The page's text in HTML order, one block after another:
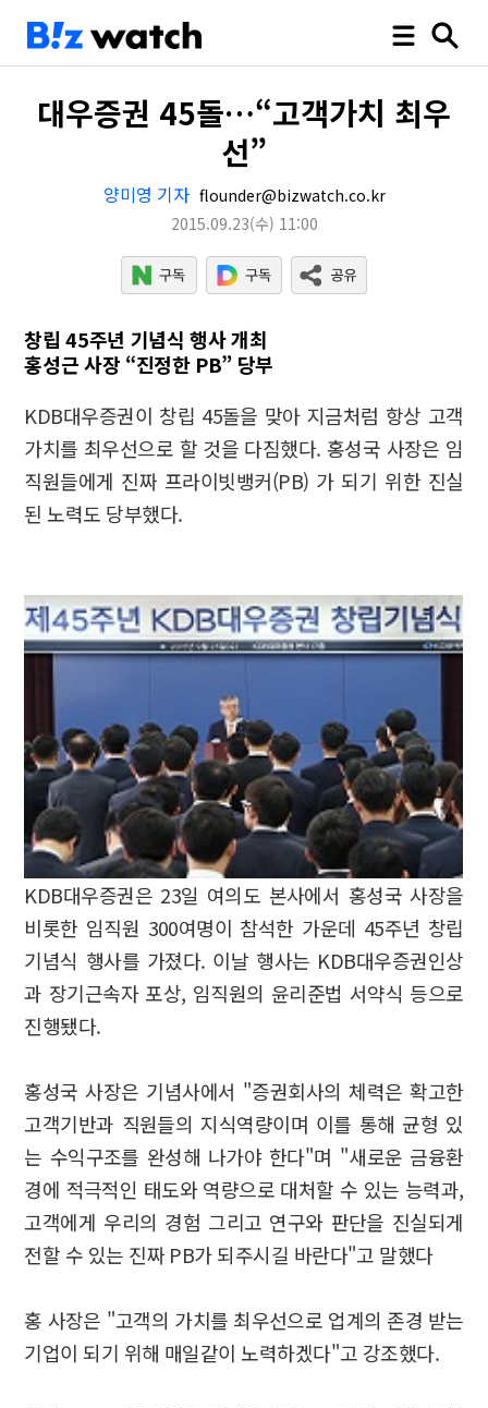
대우증권 45돌…“고객가치 최우
선”
양미영 기자 flounder@bizwatch.co.kr
2015.09.23(수) 11:00
창립 45주년 기념식 행사 개최
홍성근 사장 “진정한 PB” 당부
KDB대우증권이 창립 45돌을 맞아 지금처럼 항상 고객
가치를 최우선으로 할 것을 다짐했다. 홍성국 사장은 임
직원들에게 진짜 프라이빗뱅커(PB) 가 되기 위한 진실
된 노력도 당부했다.
KDB대우증권은 23일 여의도 본사에서 홍성국 사장을
비롯한 임직원 300여명이 참석한 가운데 45주년 창립
기념식 행사를 가졌다. 이날 행사는 KDB대우증권인상
과 장기근속자 포상, 임직원의 윤리준법 서약식 등으로
진행됐다.
홍성국 사장은 기념사에서 "증권회사의 체력은 확고한
고객기반과 직원들의 지식역량이며 이를 통해 균형 있
는 수익구조를 완성해 나가야 한다"며 "새로운 금융환
경에 적극적인 태도와 역량으로 대처할 수 있는 능력과,
고객에게 우리의 경험 그리고 연구와 판단을 진실되게
전할 수 있는 진짜 PB가 되주시길 바란다"고 말했다
홍 사장은 "고객의 가치를 최우선으로 업계의 존경 받는
기업이 되기 위해 매일같이 노력하겠다"고 강조했다.